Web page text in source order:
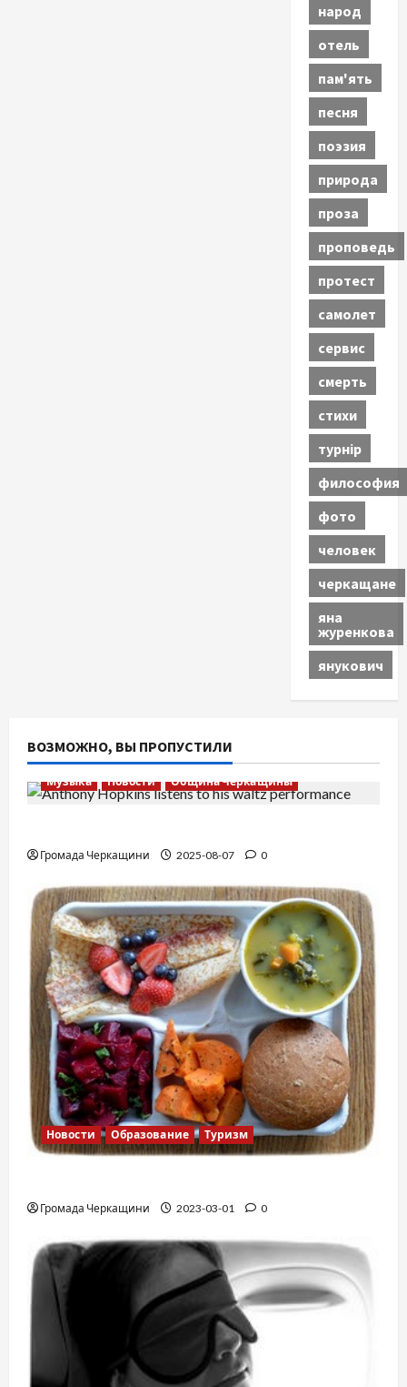
народ
отель
пам'ять
песня
поэзия
природа
проза
проповедь
протест
самолет
сервис
смерть
стихи
турнір
философия
фото
человек
черкащане
яна
журенкова
янукович
ВОЗМОЖНО, ВЫ ПРОПУСТИЛИ
Музыка Новости Община Черкащины
Громада Черкащини 2025-08-07 0
Новости Образование Туризм
Громада Черкащини 2023-03-01 0